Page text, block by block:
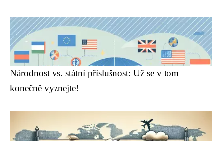
Národnost vs. státní příslušnost: Už se v tom
konečně vyznejte!